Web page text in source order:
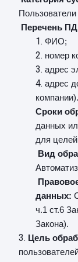
Перечень
ФИО;
номер
адрес
адрес
компании).
Сроки
данных
для целей
Вид
данных:
ч.1 ст.6
Закона).
Цель